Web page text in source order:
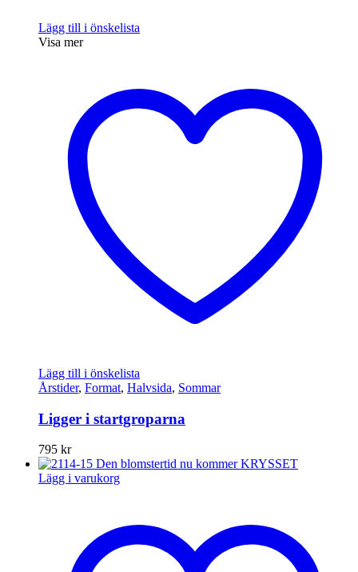
Lägg till i önskelista
Visa mer
Lägg till i önskelista
Årstider, Format, Halvsida, Sommar
Ligger i startgroparna
795 kr
Lägg i varukorg